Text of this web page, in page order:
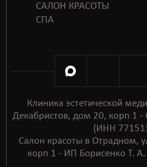
САЛОН КРАСОТЫ
СПАㅤㅤ
Клиника эстетической
Декабристов, дом 20, корп
(ИНН
Салон красоты в Отрадном,
корп 1 - ИП Борисенко Т.